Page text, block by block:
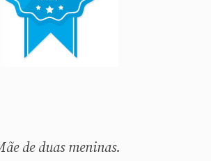
de duas meninas.